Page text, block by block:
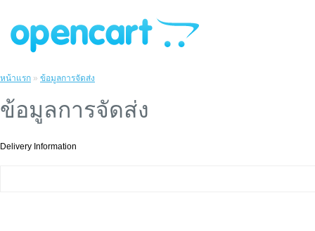
หน้าแรก » ข้อมูลการจัดส่ง
ข้อมูลการจัดส่ง
Delivery Information